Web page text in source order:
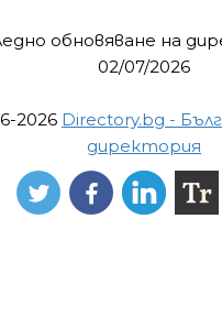
обновяване на
02/07/2026
2026 Directory.bg -
директория